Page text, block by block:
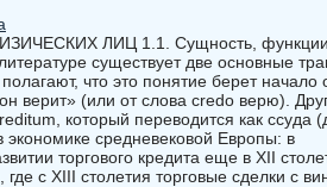
ЛИЦ 1.1. Сущность,
существует две основные
что это понятие берет начало
верит» (или от слова credо верю).
который переводится как ссуда
средневековой Европы: в
торгового кредита еще в XII
с XIII столетия торговые сделки с